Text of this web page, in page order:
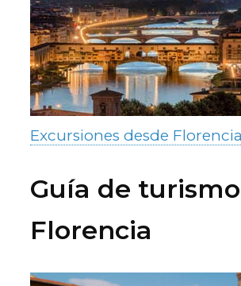
Excursiones desde Florencia
Guía de
Florencia